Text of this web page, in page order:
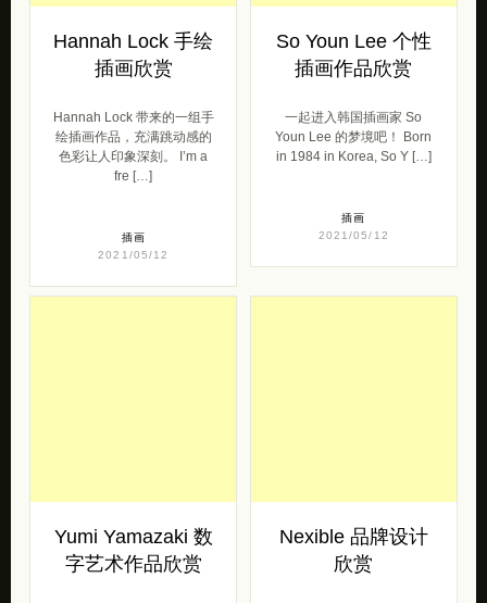
Hannah Lock 手绘
插画欣赏
Hannah Lock 带来的一组手
绘插画作品，充满跳动感的
色彩让人印象深刻。 I’m a
fre […]
插画
2021/05/12
So Youn Lee 个性
插画作品欣赏
一起进入韩国插画家 So
Youn Lee 的梦境吧！ Born
in 1984 in Korea, So Y […]
插画
2021/05/12
Yumi Yamazaki 数
字艺术作品欣赏
Nexible 品牌设计
欣赏